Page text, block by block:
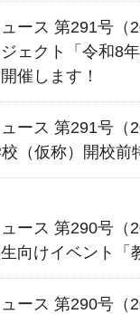
ース 第291号（
ェクト「令和8
催します！
ース 第291号（
（仮称）開校前
ース 第290号（
向けイベント「
ース 第290号（